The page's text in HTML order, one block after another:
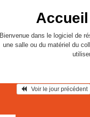
Accueil
Bienvenue dans le logiciel de
une salle ou du matériel du
   Voir le jour précédent